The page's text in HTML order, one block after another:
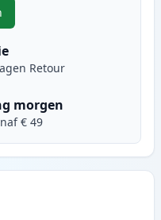
Brother TN2220
Retour
morgen
€ 49